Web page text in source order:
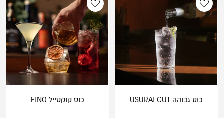
כוס גבוהה USURAI CUT כוס קוקטייל FINO